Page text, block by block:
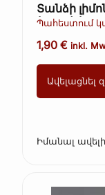
Տանձի
(Kopie)
Պահեստում
1,90€ inkl.
Ավելացնել
Իմանալ